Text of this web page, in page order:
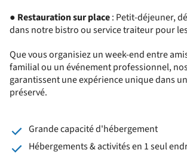
● Restauration sur place: Petit-déjeuner,
dans notre bistro ou service traiteur pour
Que vous organisiez un week-end entre
familial ou un événement professionnel,
garantissent une expérience unique dans
préservé.
Grande capacité d'hébergement
Hébergements & activités en 1 seul